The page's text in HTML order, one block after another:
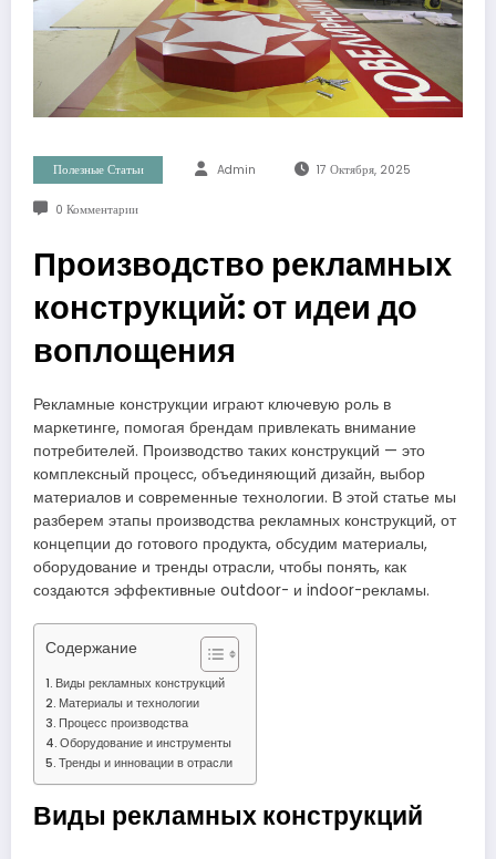
Полезные Статьи Admin 17 Октября, 2025
0 Комментарии
Производство рекламных
конструкций: от идеи до
воплощения
Рекламные конструкции играют ключевую роль в
маркетинге, помогая брендам привлекать внимание
потребителей. Производство таких конструкций — это
комплексный процесс, объединяющий дизайн, выбор
материалов и современные технологии. В этой статье мы
разберем этапы производства рекламных конструкций, от
концепции до готового продукта, обсудим материалы,
оборудование и тренды отрасли, чтобы понять, как
создаются эффективные outdoor- и indoor-рекламы.
Содержание
Виды рекламных конструкций
Материалы и технологии
Процесс производства
Оборудование и инструменты
Тренды и инновации в отрасли
Виды рекламных конструкций